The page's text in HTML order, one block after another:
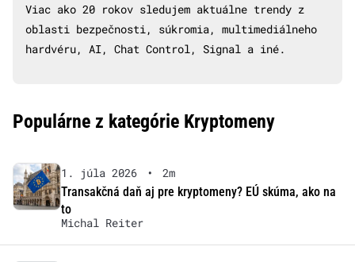
Viac ako 20 rokov sledujem aktuálne trendy z
oblasti bezpečnosti, súkromia, multimediálneho
hardvéru, AI, Chat Control, Signal a iné.
Populárne z kategórie Kryptomeny
1. júla 2026 •
2m
Transakčná daň aj pre kryptomeny? EÚ skúma, ako na
to
Michal Reiter